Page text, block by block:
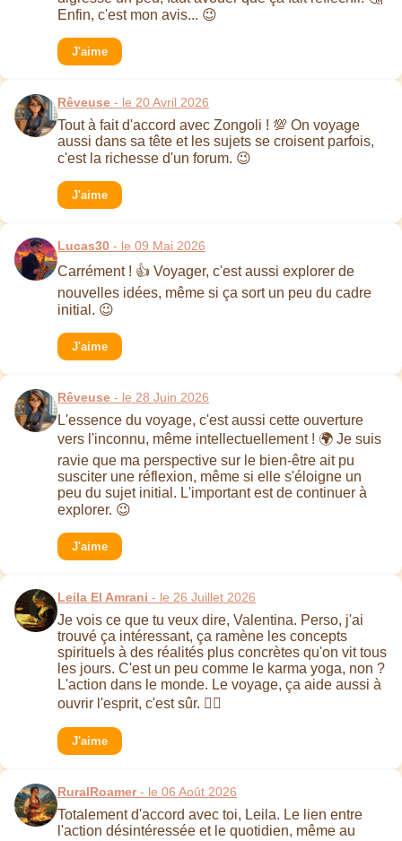
Enfin, c'est mon avis... 😉
J'aime
Rêveuse - le 20 Avril 2026
Tout à fait d'accord avec Zongoli ! 💯 On voyage
aussi dans sa tête et les sujets se croisent parfois,
c'est la richesse d'un forum. 😉
J'aime
Lucas30 - le 09 Mai 2026
Carrément ! 👍 Voyager, c'est aussi explorer de
nouvelles idées, même si ça sort un peu du cadre
initial. 😉
J'aime
Rêveuse - le 28 Juin 2026
L'essence du voyage, c'est aussi cette ouverture
vers l'inconnu, même intellectuellement ! 🌍 Je suis
ravie que ma perspective sur le bien-être ait pu
susciter une réflexion, même si elle s'éloigne un
peu du sujet initial. L'important est de continuer à
explorer. 😉
J'aime
Leila El Amrani - le 26 Juillet 2026
Je vois ce que tu veux dire, Valentina. Perso, j'ai
trouvé ça intéressant, ça ramène les concepts
spirituels à des réalités plus concrètes qu'on vit tous
les jours. C'est un peu comme le karma yoga, non ?
L'action dans le monde. Le voyage, ça aide aussi à
ouvrir l'esprit, c'est sûr. 🧘‍♀️
J'aime
RuralRoamer- le 06 Août 2026
Totalement d'accord avec toi, Leila. Le lien entre
l'action désintéressée et le quotidien, même au